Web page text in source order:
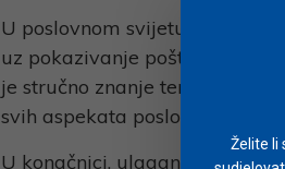
U poslovnom svijetu
uz pokazivanje poštovanja
je stručno znanje temelj
svih aspekata poslovne
U konačnici, ulaganje u
Želite li